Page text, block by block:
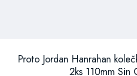
Proto Jordan Hanrahan
2ks 110mm Sin